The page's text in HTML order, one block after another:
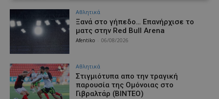
Αθλητικά
Ξανά στο γήπεδο… Επανήρχισε το
ματς στην Red Bull Arena
Afentiko 06/08/2026
Αθλητικά
Στιγμιότυπα απο την τραγική
παρουσία της Ομόνοιας στο
Γιβραλτάρ (ΒΙΝΤΕΟ)